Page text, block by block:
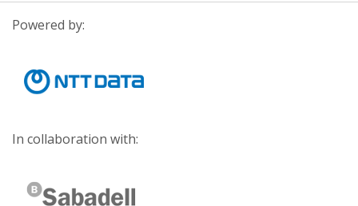
Powered by:
In collaboration with: